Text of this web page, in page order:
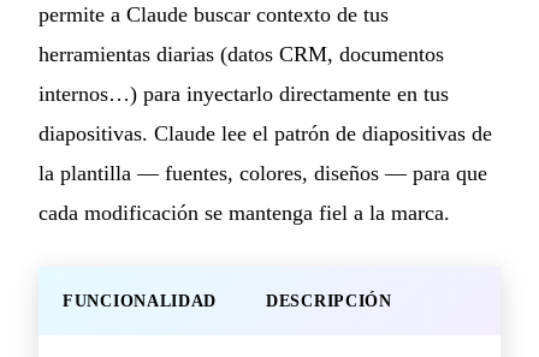
permite a Claude buscar contexto de tus
herramientas diarias (datos CRM, documentos
internos…) para inyectarlo directamente en tus
diapositivas. Claude lee el patrón de diapositivas de
la plantilla — fuentes, colores, diseños — para que
cada modificación se mantenga fiel a la marca.
FUNCIONALIDAD DESCRIPCIÓN